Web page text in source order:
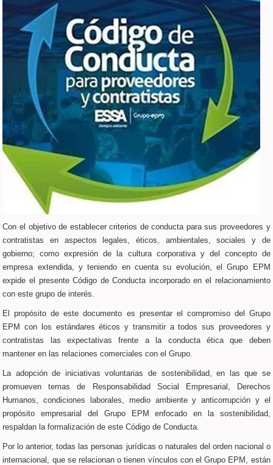
Con el objetivo de establecer criterios de conducta para sus proveedores y
contratistas en aspectos legales, éticos, ambientales, sociales y de
gobierno; como expresión de la cultura corporativa y del concepto de
empresa extendida, y teniendo en cuenta su evolución, el Grupo EPM
expide el presente Código de Conducta incorporado en el relacionamiento
con este grupo de interés.
El propósito de este documento es presentar el compromiso del Grupo
EPM con los estándares éticos y transmitir a todos sus proveedores y
contratistas las expectativas frente a la conducta ética que deben
mantener en las relaciones comerciales con el Grupo.
La adopción de iniciativas voluntarias de sostenibilidad, en las que se
promueven temas de Responsabilidad Social Empresarial, Derechos
Humanos, condiciones laborales, medio ambiente y anticorrupción y el
propósito empresarial del Grupo EPM enfocado en la sostenibilidad,
respaldan la formalización de este Código de Conducta.
Por lo anterior, todas las personas jurídicas o naturales del orden nacional o
internacional, que se relacionan o tienen vínculos con el Grupo EPM, están